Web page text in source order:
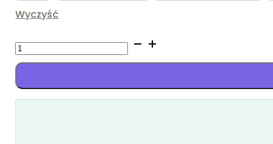
Wyczyść
ilość
KABO